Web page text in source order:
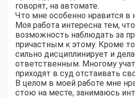
говорят, на автомате.
Что мне особенно нравится в
Моя работа интересна тем,
возможность наблюдать за
причастным к этому. Кроме
сильно дисциплинирует и
ответственным. Многому
приходят в суд отстаивать
В целом в моей работе мне
стою на месте, занимаюсь